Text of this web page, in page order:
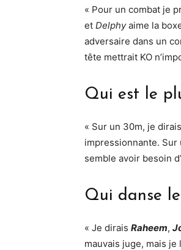
« Pour un combat je
et Delphyaime la
adversaire dans un
tête mettrait KO
Qui est le
« Sur un 30m, je dirais
impressionnante. Sur
semble avoir besoin
Qui danse
« Je dirais Raheem,
mauvais juge, mais